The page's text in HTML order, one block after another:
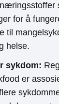
for å
til
helse.
sykdom:
er